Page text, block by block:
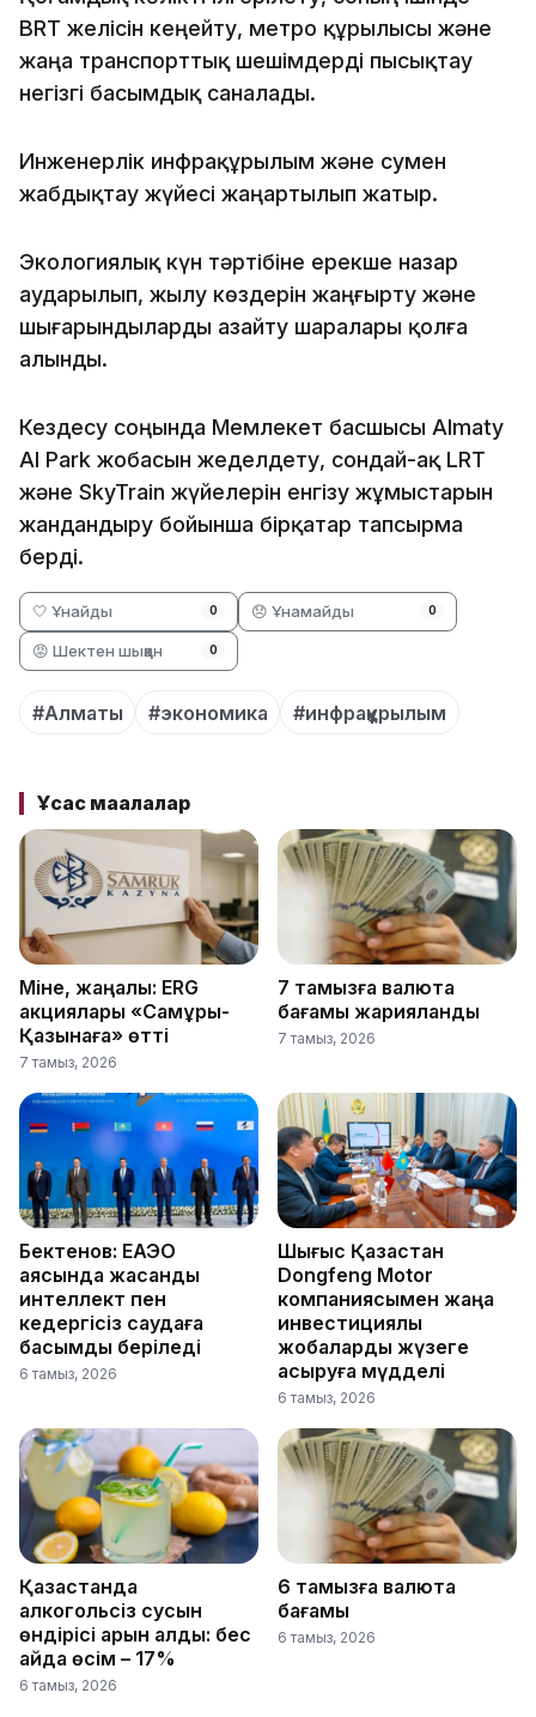
BRT желісін кеңейту, метро құрылысы және
жаңа транспорттық шешімдерді пысықтау
негізгі басымдық саналады.
Инженерлік инфрақұрылым және сумен
жабдықтау жүйесі жаңартылып жатыр.
Экологиялық күн тәртібіне ерекше назар
аударылып, жылу көздерін жаңғырту және
шығарындыларды азайту шаралары қолға
алынды.
Кездесу соңында Мемлекет басшысы Almaty
AI Park жобасын жеделдету, сондай-ақ LRT
және SkyTrain жүйелерін енгізу жұмыстарын
жандандыру бойынша бірқатар тапсырма
берді.
🤍 Ұнайды 0 😞 Ұнамайды 0
😡 Шектен шыққан 0
#Алматы #экономика #инфрақұрылым
Ұқсас мақалалар
Міне, жаңалық: ERG
акциялары «Самұрық-
Қазынаға» өтті
7 тамыз, 2026
7 тамызға валюта
бағамы жарияланды
7 тамыз, 2026
Бектенов: ЕАЭО
аясында жасанды
интеллект пен
кедергісіз саудаға
басымдық беріледі
6 тамыз, 2026
Шығыс Қазақстан
Dongfeng Motor
компаниясымен жаңа
инвестициялық
жобаларды жүзеге
асыруға мүдделі
6 тамыз, 2026
Қазақстанда
алкогольсіз сусын
өндірісі қарқын алды: бес
айда өсім – 17%
6 тамыз, 2026
6 тамызға валюта
бағамы
6 тамыз, 2026